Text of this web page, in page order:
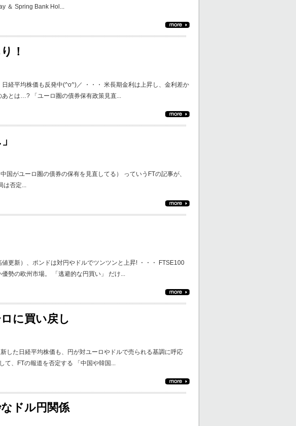
＆ Spring Bank Hol...
！
経平均株価も反発中(^o^)／ ・・・ 米長期金利は上昇し、金利差か
とは…? 「ユーロ圏の債券保有政策見直...
国がユーロ圏の債券の保有を見直してる） っていうFTの記事が、
否定...
更新）、ポンドは対円やドルでツンツンと上昇! ・・・ FTSE100
勢の欧州市場。 「逃避的な円買い」 だけ...
に買い戻し
した日経平均株価も、円が対ユーロやドルで売られる基調に呼応
、FTの報道を否定する 「中国や韓国...
ドル円関係